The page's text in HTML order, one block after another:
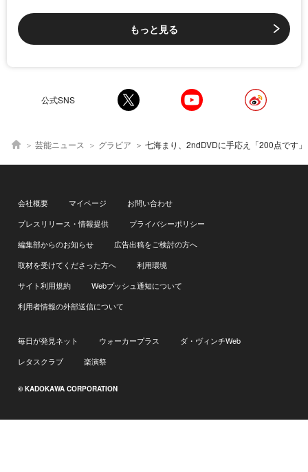
もっと見る
公式SNS
芸能ニュース グラビア 七海まり、2ndDVDに手応え「200点です」 4月から鍼灸専門学校
会社概要 マイページ
お問い合わせ
プレスリリース・情報提供
プライバシーポリシー
編集部からのお知らせ
広告出稿をご検討の方へ
取材を受けてくださった方へ
利用環境
サイト利用規約
Webプッシュ通知について
利用者情報の外部送信について
毎日が発見ネット ウォーカープラス
ダ・ヴィンチWeb
レタスクラブ
楽演祭
© KADOKAWA CORPORATION